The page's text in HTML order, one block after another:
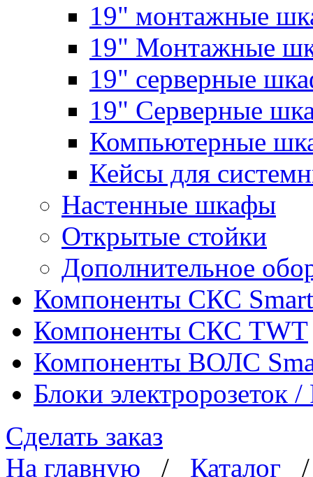
19" монтажные
19" Монтажные
19" серверные
19" Серверные
Компьютерные
Кейсы для
Настенные шкафы
Открытые стойки
Дополнительное
Компоненты СКС
Компоненты СКС TWT
Компоненты ВОЛС
Блоки электророзеток
Сделать заказ
На главную / Каталог